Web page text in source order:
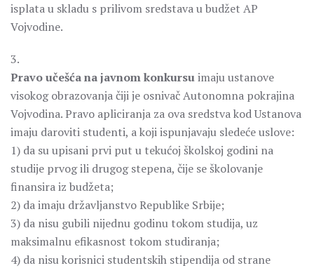
isplata u skladu s prilivom sredstava u budžet AP
Vojvodine.
3.
Pravo učešća na javnom konkursuimaju ustanove
visokog obrazovanja čiji je osnivač Autonomna pokrajina
Vojvodina. Pravo apliciranja za ova sredstva kod Ustanova
imaju daroviti studenti, a koji ispunjavaju sledeće uslove:
1) da su upisani prvi put u tekućoj školskoj godini na
studije prvog ili drugog stepena, čije se školovanje
finansira iz budžeta;
2) da imaju državljanstvo Republike Srbije;
3) da nisu gubili nijednu godinu tokom studija, uz
maksimalnu efikasnost tokom studiranja;
4) da nisu korisnici studentskih stipendija od strane